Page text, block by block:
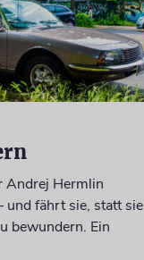
Andrej Hermlin
und fährt sie, statt sie
bewundern. Ein